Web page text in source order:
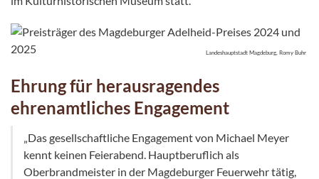
Landeshauptstadt Magdeburg, Romy Buhr
Ehrung für herausragendes
ehrenamtliches Engagement
„Das gesellschaftliche Engagement von Michael Meyer
kennt keinen Feierabend. Hauptberuflich als
Oberbrandmeister in der Magdeburger Feuerwehr tätig,